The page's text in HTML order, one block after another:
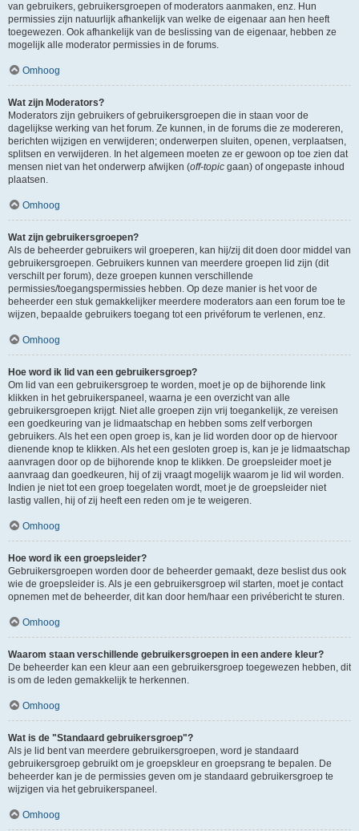
van gebruikers, gebruikersgroepen of moderators aanmaken, enz. Hun
permissies zijn natuurlijk afhankelijk van welke de eigenaar aan hen heeft
toegewezen. Ook afhankelijk van de beslissing van de eigenaar, hebben ze
mogelijk alle moderator permissies in de forums.
Omhoog
Wat zijn Moderators?
Moderators zijn gebruikers of gebruikersgroepen die in staan voor de
dagelijkse werking van het forum. Ze kunnen, in de forums die ze modereren,
berichten wijzigen en verwijderen; onderwerpen sluiten, openen, verplaatsen,
splitsen en verwijderen. In het algemeen moeten ze er gewoon op toe zien dat
mensen niet van het onderwerp afwijken (off-topic gaan) of ongepaste inhoud
plaatsen.
Omhoog
Wat zijn gebruikersgroepen?
Als de beheerder gebruikers wil groeperen, kan hij/zij dit doen door middel van
gebruikersgroepen. Gebruikers kunnen van meerdere groepen lid zijn (dit
verschilt per forum), deze groepen kunnen verschillende
permissies/toegangspermissies hebben. Op deze manier is het voor de
beheerder een stuk gemakkelijker meerdere moderators aan een forum toe te
wijzen, bepaalde gebruikers toegang tot een privéforum te verlenen, enz.
Omhoog
Hoe word ik lid van een gebruikersgroep?
Om lid van een gebruikersgroep te worden, moet je op de bijhorende link
klikken in het gebruikerspaneel, waarna je een overzicht van alle
gebruikersgroepen krijgt. Niet alle groepen zijn vrij toegankelijk, ze vereisen
een goedkeuring van je lidmaatschap en hebben soms zelf verborgen
gebruikers. Als het een open groep is, kan je lid worden door op de hiervoor
dienende knop te klikken. Als het een gesloten groep is, kan je je lidmaatschap
aanvragen door op de bijhorende knop te klikken. De groepsleider moet je
aanvraag dan goedkeuren, hij of zij vraagt mogelijk waarom je lid wil worden.
Indien je niet tot een groep toegelaten wordt, moet je de groepsleider niet
lastig vallen, hij of zij heeft een reden om je te weigeren.
Omhoog
Hoe word ik een groepsleider?
Gebruikersgroepen worden door de beheerder gemaakt, deze beslist dus ook
wie de groepsleider is. Als je een gebruikersgroep wil starten, moet je contact
opnemen met de beheerder, dit kan door hem/haar een privébericht te sturen.
Omhoog
Waarom staan verschillende gebruikersgroepen in een andere kleur?
De beheerder kan een kleur aan een gebruikersgroep toegewezen hebben, dit
is om de leden gemakkelijk te herkennen.
Omhoog
Wat is de "Standaard gebruikersgroep"?
Als je lid bent van meerdere gebruikersgroepen, word je standaard
gebruikersgroep gebruikt om je groepskleur en groepsrang te bepalen. De
beheerder kan je de permissies geven om je standaard gebruikersgroep te
wijzigen via het gebruikerspaneel.
Omhoog